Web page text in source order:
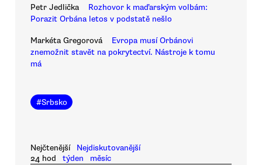
Petr Jedlička
Rozhovor k maďarským volbám:
Porazit Orbána letos v podstatě nešlo
Markéta Gregorová
Evropa musí Orbánovi
znemožnit stavět na pokrytectví. Nástroje k tomu
má
#Srbsko
Nejčtenější
Nejdiskutovanější
24 hod
týden měsíc